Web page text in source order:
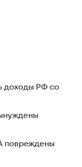
доходы РФ со
повреждены